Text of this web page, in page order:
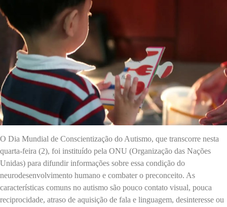
O Dia Mundial de Conscientização do Autismo, que transcorre nesta
quarta-feira (2), foi instituído pela ONU (Organização das Nações
Unidas) para difundir informações sobre essa condição do
neurodesenvolvimento humano e combater o preconceito. As
características comuns no autismo são pouco contato visual, pouca
reciprocidade, atraso de aquisição de fala e linguagem, desinteresse ou